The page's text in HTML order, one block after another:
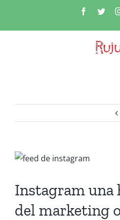
contenido
Facebook
Ver
más
Instagram una
del marketing